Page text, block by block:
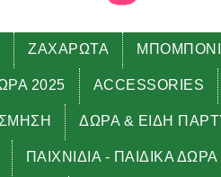
ΖΑΧΑΡΩΤΑ
2025 ACCESSORIES
ΔΩΡΑ & ΕΙΔΗ
ΠΑΙΧΝΙΔΙΑ - ΠΑΙΔΙΚΑ ΔΩΡΑ